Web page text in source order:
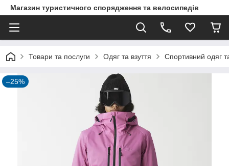
Магазин туристичного спорядження та велосипедів
Товари та послуги Одяг та взуття Спортивний одяг
–25%